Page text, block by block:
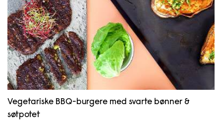
Vegetariske BBQ-burgere med svarte bønner &
søtpotet